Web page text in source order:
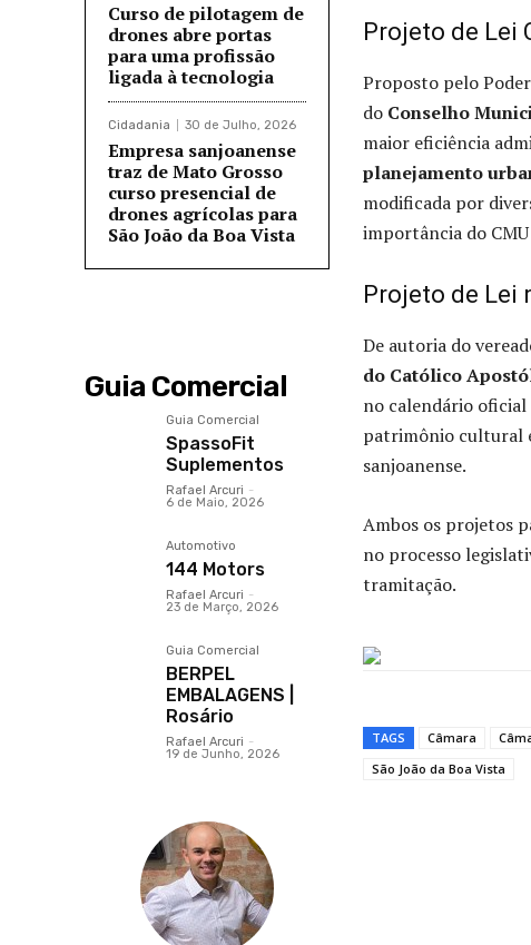
Curso de pilotagem de
drones abre portas
para uma profissão
ligada à tecnologia
Cidadania 30 de Julho, 2026
Empresa sanjoanense
traz de Mato Grosso
curso presencial de
drones agrícolas para
São João da Boa Vista
Guia Comercial
Guia Comercial
SpassoFit
Suplementos
Rafael Arcuri -
6 de Maio, 2026
Automotivo
144 Motors
Rafael Arcuri -
23 de Março, 2026
Guia Comercial
BERPEL
EMBALAGENS |
Rosário
Rafael Arcuri -
19 de Junho, 2026
Projeto de Lei
Proposto pelo
do Conselho
maior eficiência
planejamento
modificada por
importância do
Projeto de Lei
De autoria do
do Católico
no calendário oficial
patrimônio cultural
sanjoanense.
Ambos os projetos
no processo
tramitação.
TAGS Câmara
São João da Boa Vista